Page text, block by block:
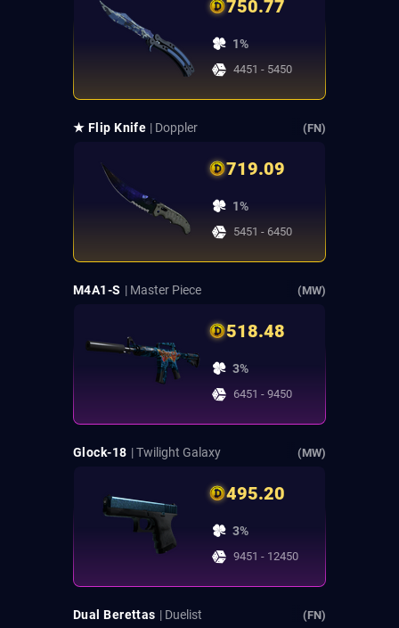
750.77
1%
4451 - 5450
★ Flip Knife | Doppler (FN)
719.09
1%
5451 - 6450
M4A1-S | Master Piece (MW)
518.48
3%
6451 - 9450
Glock-18 | Twilight Galaxy (MW)
495.20
3%
9451 - 12450
Dual Berettas | Duelist (FN)